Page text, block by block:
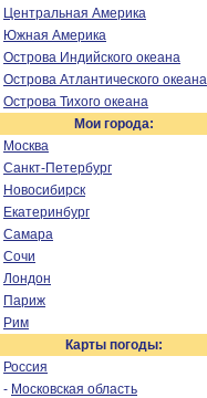
Центральная Америка
Южная Америка
Острова Индийского океана
Острова Атлантического океана
Острова Тихого океана
Мои города:
Москва
Санкт-Петербург
Новосибирск
Екатеринбург
Самара
Сочи
Лондон
Париж
Рим
Карты погоды:
Россия
- Московская область